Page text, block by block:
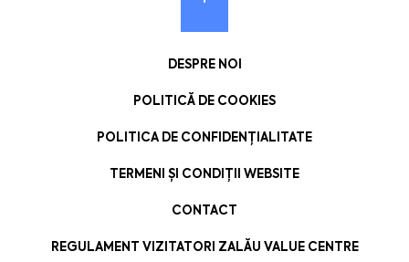
DESPRE NOI
POLITICĂ DE COOKIES
POLITICA DE CONFIDENȚIALITATE
TERMENI ȘI CONDIȚII WEBSITE
CONTACT
REGULAMENT VIZITATORI ZALĂU VALUE CENTRE